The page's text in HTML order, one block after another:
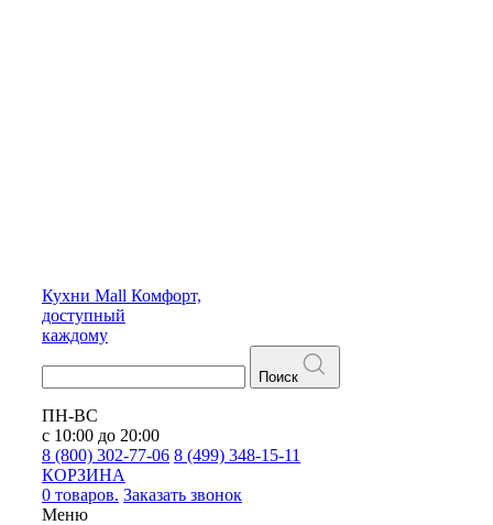
Кухни Mall Комфорт,
доступный
каждому
Поиск
ПН-ВС
с 10:00 до 20:00
8 (800) 302-77-06 8 (499) 348-15-11
КОРЗИНА
0 товаров. Заказать звонок
Меню